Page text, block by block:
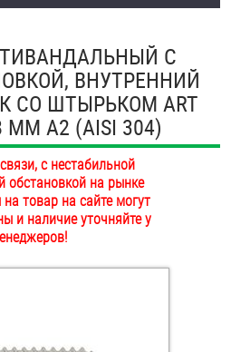
С
ВНУТРЕННИЙ
СО ШТЫРЬКОМ ART
ММ А2 (AISI 304)
с нестабильной
обстановкой на рынке
товар на сайте могут
и наличие уточняйте у